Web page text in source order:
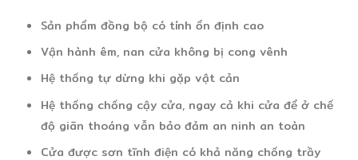
Sản phẩm đồng bộ có tính ổn định cao
Vận hành êm, nan cửa không bị cong vênh
Hệ thống tự dừng khi gặp vật cản
Hệ thống chống cậy cửa, ngay cả khi cửa để ở chế
độ giãn thoáng vẫn bảo đảm an ninh an toàn
Cửa được sơn tĩnh điện có khả năng chống trầy